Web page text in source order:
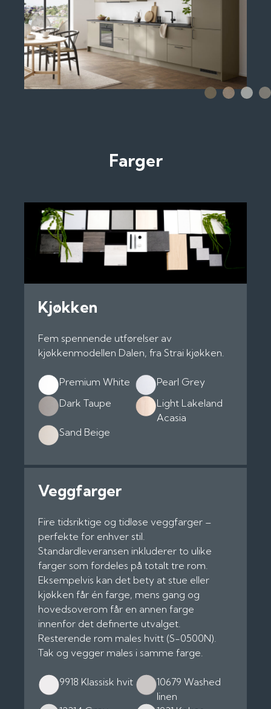
Farger
Kjøkken
Fem spennende utførelser av
kjøkkenmodellen Dalen, fra Strai kjøkken.
Premium White
Pearl Grey
Dark Taupe
Light Lakeland
Acasia
Sand Beige
Veggfarger
Fire tidsriktige og tidløse veggfarger –
perfekte for enhver stil.
Standardleveransen inkluderer to ulike
farger som fordeles på totalt tre rom.
Eksempelvis kan det bety at stue eller
kjøkken får én farge, mens gang og
hovedsoverom får en annen farge
innenfor det definerte utvalget.
Resterende rom males hvitt (S-0500N).
Tak og vegger males i samme farge.
9918 Klassisk hvit
10679 Washed
linen